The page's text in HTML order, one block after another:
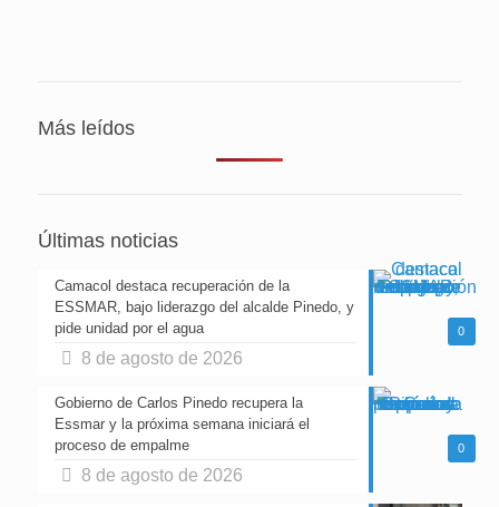
Más leídos
Últimas noticias
0
Camacol destaca recuperación de la
ESSMAR, bajo liderazgo del alcalde Pinedo, y
pide unidad por el agua
8 de agosto de 2026
0
Gobierno de Carlos Pinedo recupera la
Essmar y la próxima semana iniciará el
proceso de empalme
8 de agosto de 2026